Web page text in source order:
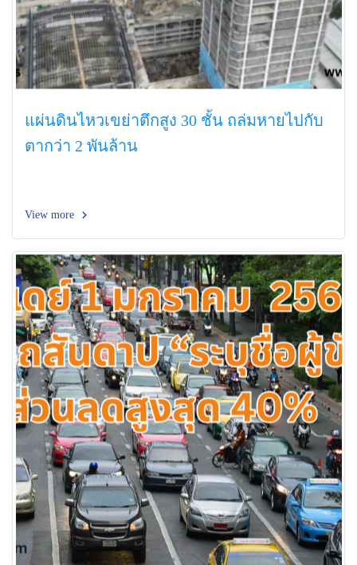
แผ่นดินไหวเขย่าตึกสูง 30 ชั้น ถล่มหายไปกับ
ตากว่า 2 พันล้าน
View more